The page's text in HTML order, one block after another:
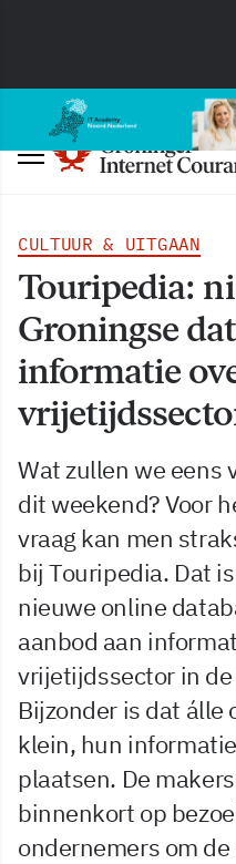
CULTUUR & UITGAAN
Touripedia:
Groningse
informatie
Wat zullen we eens
dit weekend? Voor
vraag kan men
bij Touripedia. Dat
nieuwe online
aanbod aan
vrijetijdssector in
Bijzonder is dat álle
klein, hun
plaatsen. De
binnenkort op
ondernemers om